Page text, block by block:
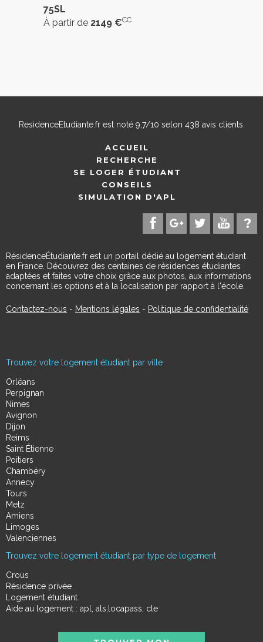
75SL
À partir de 2149 €CC
ResidenceEtudiante.frest noté 9,7/10 selon 438 avis clients.
ACCUEIL
RECHERCHE
SE LOGER ÉTUDIANT
CONSEILS
SIMULATION D'APL
RésidenceÉtudiante.fr est un portail dédié au logement étudiant
en France. Découvrez des centaines de résidences étudiantes
adaptées et faites votre choix grâce aux photos, aux informations
concernant les options et à la localisation par rapport à l'école.
Contactez-nous - Mentions légales - Politique de confidentialité
Trouvez votre logement étudiant par ville
Orléans
Perpignan
Nimes
Avignon
Dijon
Reims
Saint Étienne
Poitiers
Chambéry
Annecy
Tours
Metz
Amiens
Limoges
Valenciennes
Trouvez votre logement étudiant par type de logement
Crous
Résidence privée
Logement étudiant
Aide au logement : apl, als,locapass, cle